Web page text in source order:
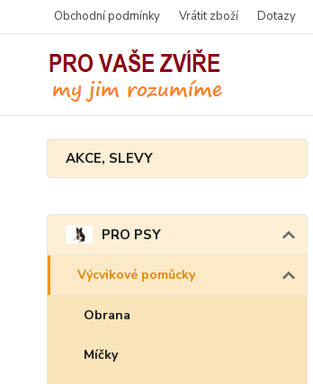
Obchodní podmínky Vrátit zboží Dotazy
AKCE, SLEVY
PRO PSY
Výcvikové pomůcky
Obrana
Míčky